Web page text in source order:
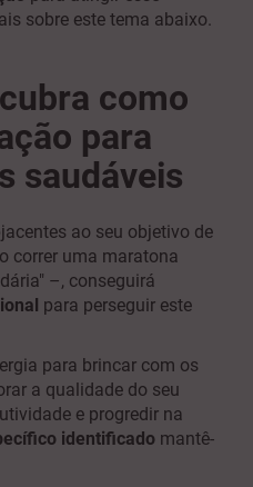
sobre este tema abaixo.
como
para
saudáveis
ao seu objetivo de
correr uma maratona
–, conseguirá
para perseguir este
para brincar com os
a qualidade do seu
e progredir na
identificado mantê-